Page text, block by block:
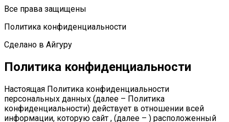
Все права защищены
Политика конфиденциальности
Сделано в Айгуру
Политика конфиденциальности
Настоящая Политика конфиденциальности
персональных данных (далее – Политика
конфиденциальности) действует в отношении всей
информации, которую сайт , (далее – ) расположенный